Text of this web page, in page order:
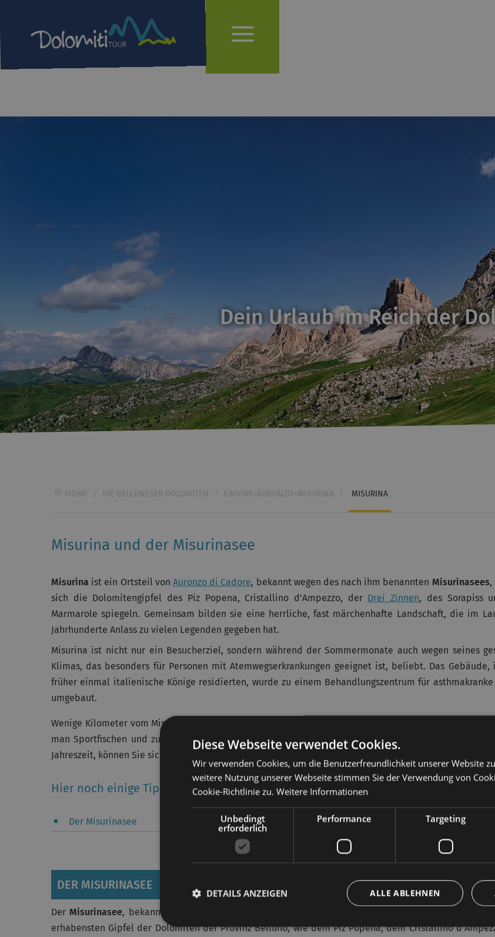
Dein Urlaub im Reich der
HOME / DIE BELLUNESER DOLOMITEN / CADORE–AURONZO–MISURINA / MISURINA
Misurina und der Misurinasee
Misurina ist ein Ortsteil von Auronzo di Cadore, bekannt wegen des nach ihm benannten Misurinasees,
sich die Dolomitengipfel des Piz Popena, Cristallino d'Ampezzo, der Drei Zinnen, des Sorapiss
Marmarole spiegeln. Gemeinsam bilden sie eine herrliche, fast märchenhafte Landschaft, die im
Jahrhunderte Anlass zu vielen Legenden gegeben hat.
Misurina ist nicht nur ein Besucherziel, sondern während der Sommermonate auch wegen seines
Klimas, das besonders für Personen mit Atemwegserkrankungen geeignet ist, beliebt. Das Gebäude,
früher einmal italienische Könige residierten, wurde zu einem Behandlungszentrum für
umgebaut.
Wenige Kilometer vom Misurinasee entfernt, auf dem Weg zu den Drei Zinnen, liegt der kleine
man Sportfischen und zu Fuß oder mit dem Mountainbike Ausflüge unternehmen kann. Während der
Jahreszeit, können Sie sich mit Skitouren sportlich betätigen oder Ausfahrten im Motorschlitten machen.
Hier noch einige Tipps und Informationen:
Der Misurinasee
DER MISURINASEE
DerMisurinasee, bekannt als „
erhabensten Gipfel der Dolomiten der Provinz Belluno, wie dem Piz Popena, dem Cristallino
Diese Webseite verwendet Cookies.
Wir verwenden Cookies, um die Benutzerfreundlichkeit unserer Website
weitere Nutzung unserer Webseite stimmen Sie der Verwendung von
Cookie-Richtlinie zu. Weitere Informationen
Unbedingt
erforderlich
Performance Targeting
ALLE ABLEHNEN
DETAILS ANZEIGEN